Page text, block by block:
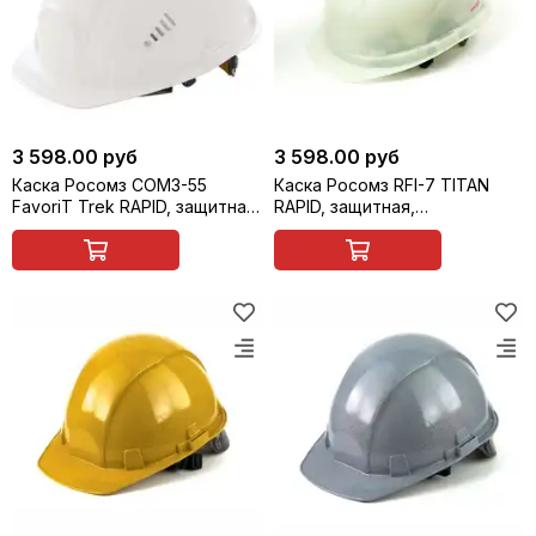
3 598.00 руб
Каска Росомз СОМЗ-55
FavoriT Trek RAPID, защитная,
светящаяся, арт. 75611
3 598.00 руб
Каска Росомз RFI-7 TITAN
RAPID, защитная,
светящаяся, арт. 71711